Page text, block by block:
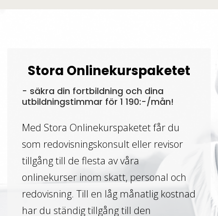
Stora Onlinekurspaketet
- säkra din fortbildning och dina
utbildningstimmar för 1 190:-/mån!
Med Stora Onlinekurspaketet får du
som redovisningskonsult eller revisor
tillgång till de flesta av våra
onlinekurser inom skatt, personal och
redovisning. Till en låg månatlig kostnad
har du ständig tillgång till den